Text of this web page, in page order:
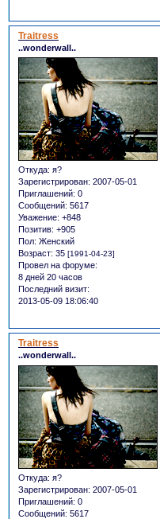
Traitress
..wonderwall..
Откуда: я?
Зарегистрирован: 2007-05-01
Приглашений: 0
Сообщений: 5617
Уважение: +848
Позитив: +905
Пол: Женский
Возраст: 35 [1991-04-23]
Провел на форуме:
8 дней 20 часов
Последний визит:
2013-05-09 18:06:40
Traitress
..wonderwall..
Откуда: я?
Зарегистрирован: 2007-05-01
Приглашений: 0
Сообщений: 5617